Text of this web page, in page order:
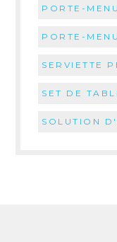
PORTE-MENU
PORTE-
SERVIETTE
SET DE
SOLUTION